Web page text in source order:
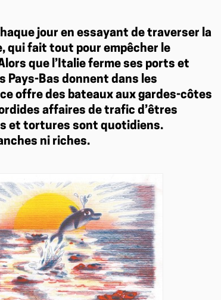
jour en essayant de traverser la
qui fait tout pour empêcher le
que l’Italie ferme ses ports et
Pays-Bas donnent dans les
offre des bateaux aux gardes-côtes
affaires de trafic d’êtres
et tortures sont quotidiens.
ni riches.